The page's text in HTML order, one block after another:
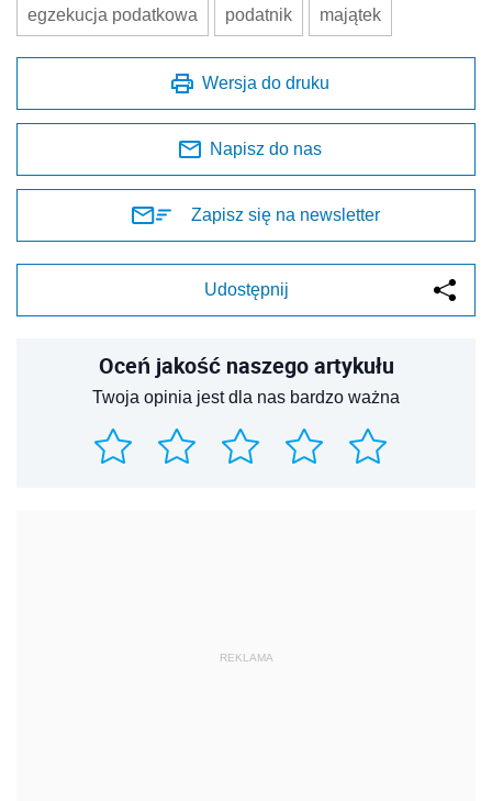
egzekucja podatkowa podatnik majątek
Wersja do druku
Napisz do nas
Zapisz się na newsletter
Udostępnij
Oceń jakość naszego artykułu
Twoja opinia jest dla nas bardzo ważna
REKLAMA